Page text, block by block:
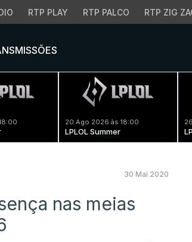
RTP PLAY RTP PALCO RTP ZIG
20 Ago 2026 às 18:00
LPLOL Summer
30 Mai 2020
nas meias